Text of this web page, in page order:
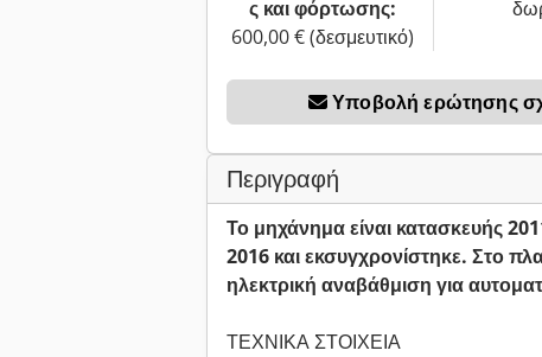
ς και φόρτωσης:
600,00 € (δεσμευτικό)
Υποβολή ερώτησης
Περιγραφή
Το μηχάνημα είναι κατασκευής
2016 και εκσυγχρονίστηκε. Στο
ηλεκτρική αναβάθμιση για
ΤΕΧΝΙΚΑ ΣΤΟΙΧΕΙΑ